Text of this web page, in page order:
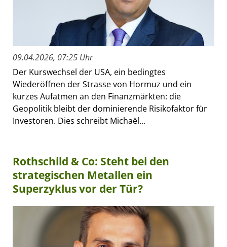
09.04.2026, 07:25 Uhr
Der Kurswechsel der USA, ein bedingtes
Wiederöffnen der Strasse von Hormuz und ein
kurzes Aufatmen an den Finanzmärkten: die
Geopolitik bleibt der dominierende Risikofaktor für
Investoren. Dies schreibt Michaël...
Rothschild & Co: Steht bei den
strategischen Metallen ein
Superzyklus vor der Tür?